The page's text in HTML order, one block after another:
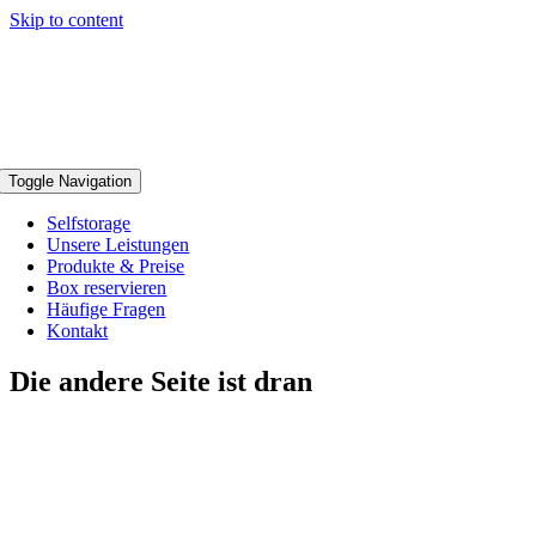
Skip to content
Toggle Navigation
Selfstorage
Unsere Leistungen
Produkte & Preise
Box reservieren
Häufige Fragen
Kontakt
Die andere Seite ist dran